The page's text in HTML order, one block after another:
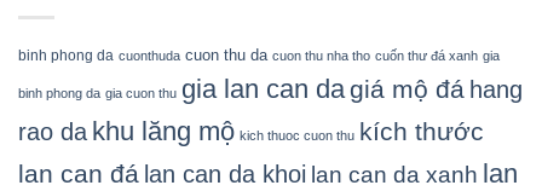
binh phong da cuonthuda cuon thu da cuon thu nha tho cuốn thư đá xanh gia
binh phong da gia cuon thu gia lan can dagiá mộ đá hang
rao da khu lăng mộ kich thuoc cuon thu kích thước
lan can đá lan can da khoi lan can da xanh lan